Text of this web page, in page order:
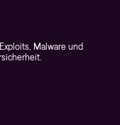
Malware und